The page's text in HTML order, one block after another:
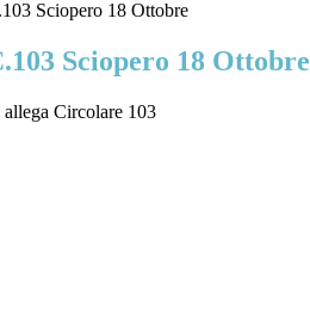
Sciopero 18 Ottobre
Sciopero 18 Ottobre
allega Circolare 103